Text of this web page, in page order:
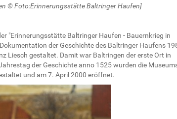
© Foto:Erinnerungsstätte Baltringer Haufen]
"Erinnerungsstätte Baltringer Haufen - Bauernkrieg in
der Geschichte des Baltringer Haufens
Liesch gestaltet. Damit war Baltringen der erste Ort in
der Geschichte anno 1525 wurden die
und am 7. April 2000 eröffnet.